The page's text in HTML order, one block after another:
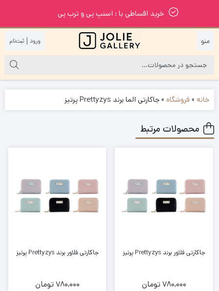
خرید اقساطی با : اسنپ پی و ترب پی
|
خانه »فروشگاه »جاکارتی الما برند Prettyzys پرتیز
محصولات مرتبط
جاکارتی فلاور برند Prettyzys پرتیز
780,000تومان
جاکارتی فلاور برند Prettyzys پرتیز
780,000تومان